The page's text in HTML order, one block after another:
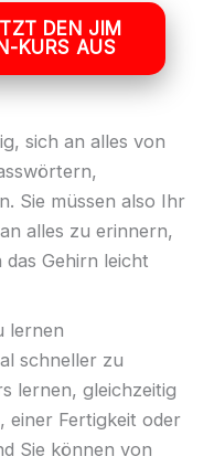
DEN JIM
KURS AUS
sich an alles von
Sie müssen also Ihr
alles zu erinnern,
Gehirn leicht
lernen
schneller zu
lernen, gleichzeitig
einer Fertigkeit oder
Sie können von